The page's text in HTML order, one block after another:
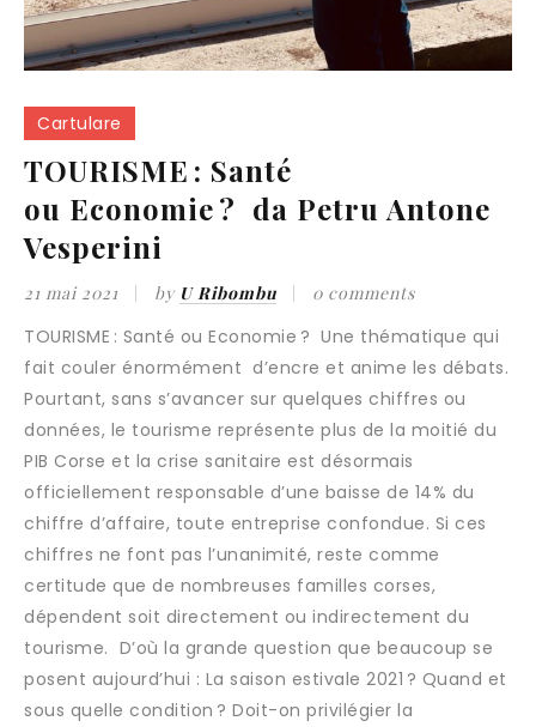
Cartulare
TOURISME : Santé
ou Economie ? da Petru Antone
Vesperini
21 mai 2021 by U Ribombu 0 comments
TOURISME : Santé ou Economie ? Une thématique qui
fait couler énormément d’encre et anime les débats.
Pourtant, sans s’avancer sur quelques chiffres ou
données, le tourisme représente plus de la moitié du
PIB Corse et la crise sanitaire est désormais
officiellement responsable d’une baisse de 14% du
chiffre d’affaire, toute entreprise confondue. Si ces
chiffres ne font pas l’unanimité, reste comme
certitude que de nombreuses familles corses,
dépendent soit directement ou indirectement du
tourisme. D’où la grande question que beaucoup se
posent aujourd’hui : La saison estivale 2021 ? Quand et
sous quelle condition ? Doit-on privilégier la